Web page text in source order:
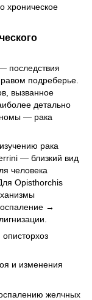
хроническое
последствия
подреберье.
вызванное
детально
— рака
рака
— близкий вид
человека
Opisthorchis
→
и изменения
желчных